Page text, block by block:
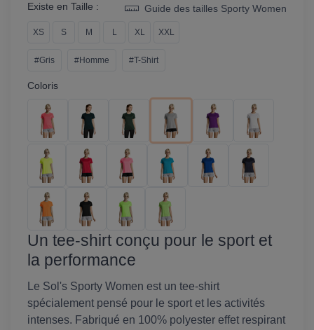
Existe en Taille : Guide des tailles Sporty Women
XS S M L XL XXL
#Gris #Homme #T-Shirt
Coloris
Un tee-shirt conçu pour le sport et
la performance
Le Sol's Sporty Women est un tee-shirt
spécialement pensé pour le sport et les activités
intenses. Fabriqué en 100% polyester effet respirant